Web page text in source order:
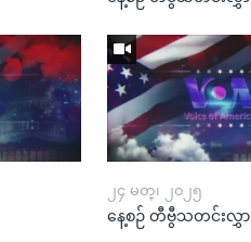
၂၄ မတ္၊ ၂၀၂၅
နေ့စဉ် တီဗွီသတင်းလွှာ